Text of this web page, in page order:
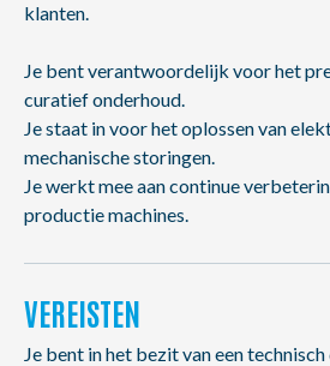
klanten.
Je bent verantwoordelijk voor het
curatief onderhoud.
Je staat in voor het oplossen van
mechanische storingen.
Je werkt mee aan continue
productie machines.
VEREISTEN
Je bent in het bezit van een